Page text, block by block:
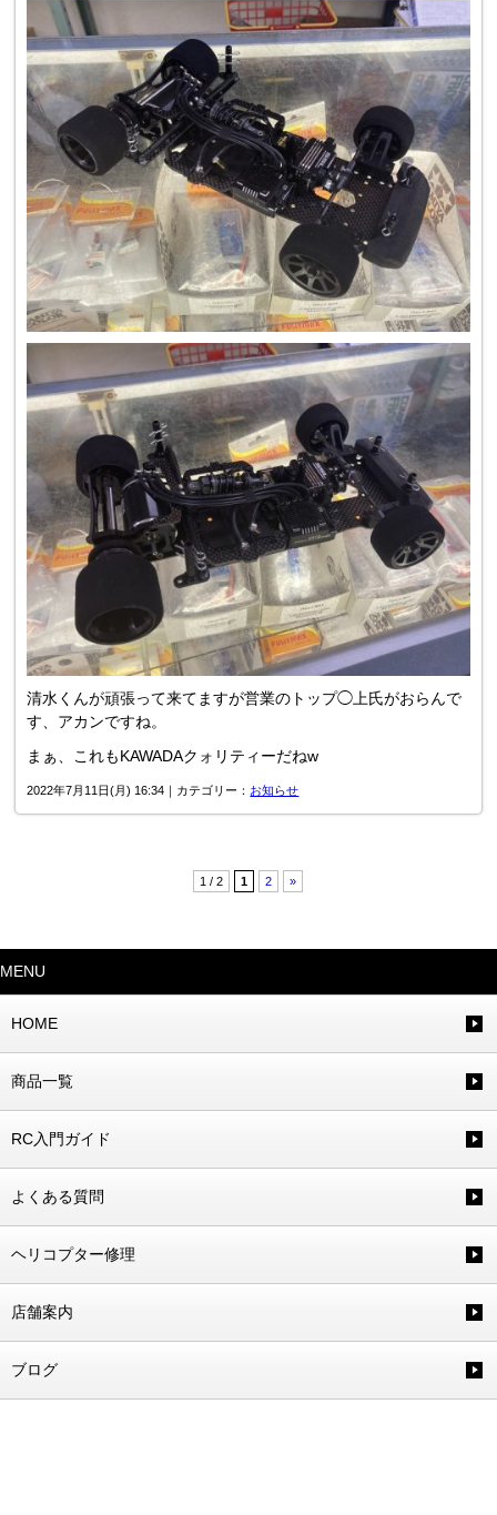
清水くんが頑張って来てますが営業のトップ◯上氏がおらんで
す、アカンですね。
まぁ、これもKAWADAクォリティーだねw
2022年7月11日(月) 16:34｜カテゴリー： お知らせ
1 / 2 1 2 »
MENU
HOME
商品一覧
RC入門ガイド
よくある質問
ヘリコプター修理
店舗案内
ブログ